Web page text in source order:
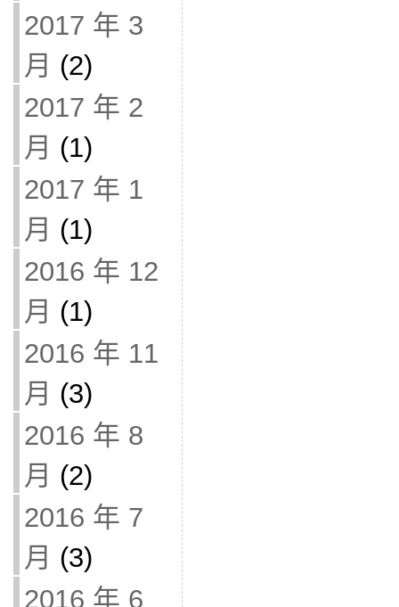
2017 年 3
月 (2)
2017 年 2
月 (1)
2017 年 1
月 (1)
2016 年 12
月 (1)
2016 年 11
月 (3)
2016 年 8
月 (2)
2016 年 7
月 (3)
2016 年 6